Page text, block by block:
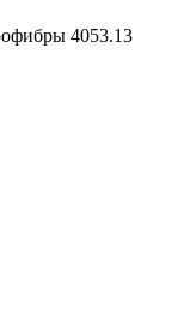
4053.13